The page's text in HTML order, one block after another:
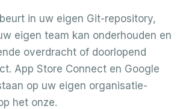
in uw eigen Git-repository,
eigen team kan onderhouden en
overdracht of doorlopend
App Store Connect en Google
op uw eigen organisatie-
het onze.